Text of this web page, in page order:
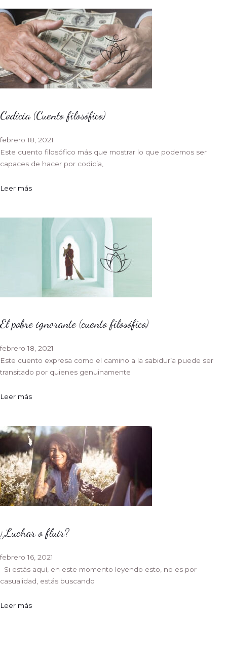
Codicia (Cuento filosófico)
febrero 18, 2021
Este cuento filosófico más que mostrar lo que podemos ser
capaces de hacer por codicia,
Leer más
El pobre ignorante (cuento filosófico)
febrero 18, 2021
Este cuento expresa como el camino a la sabiduría puede ser
transitado por quienes genuinamente
Leer más
¿Luchar o fluir?
febrero 16, 2021
Si estás aquí, en este momento leyendo esto, no es por
casualidad, estás buscando
Leer más